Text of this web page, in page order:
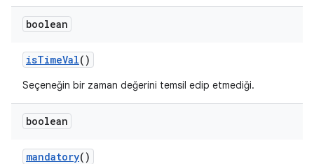
boolean
isTimeVal()
Seçeneğin bir zaman değerini temsil edip etmediği.
boolean
mandatory()